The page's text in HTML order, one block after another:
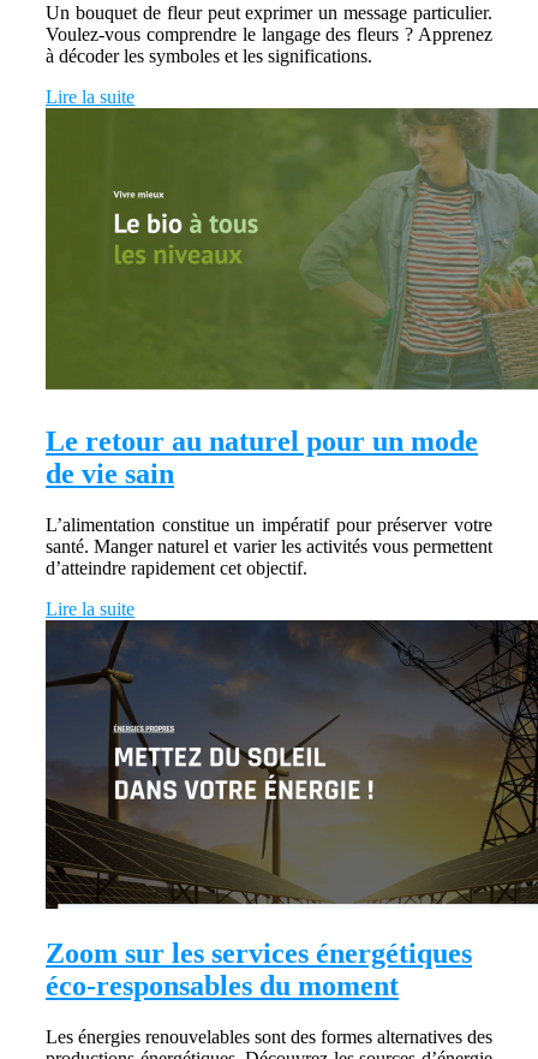
Un bouquet de fleur peut exprimer un message particulier.
Voulez-vous comprendre le langage des fleurs ? Apprenez
à décoder les symboles et les significations.
Lire la suite
Le retour au naturel pour un mode
de vie sain
L’alimentation constitue un impératif pour préserver votre
santé. Manger naturel et varier les activités vous permettent
d’atteindre rapidement cet objectif.
Lire la suite
Zoom sur les services énergétiques
éco-responsables du moment
Les énergies renouvelables sont des formes alternatives des